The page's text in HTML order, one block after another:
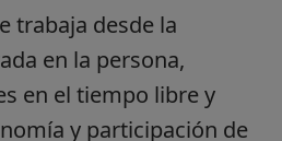
trabaja desde la
en la persona,
en el tiempo libre y
y participación de